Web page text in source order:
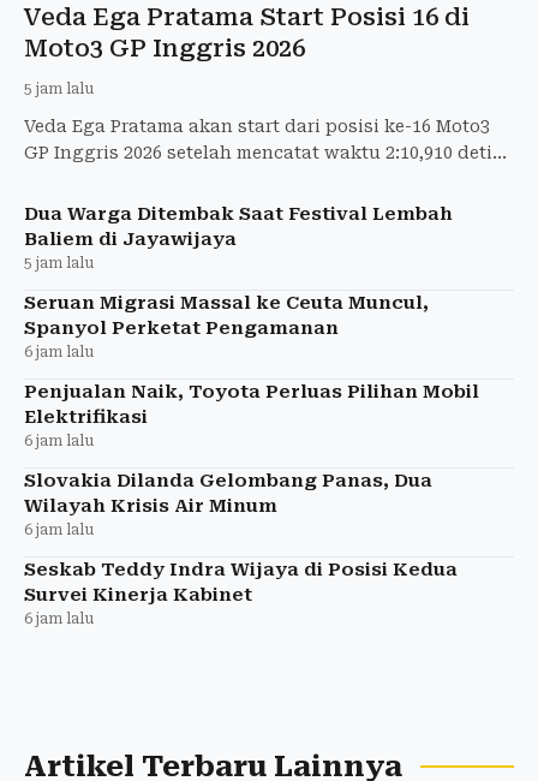
Veda Ega Pratama Start Posisi 16 di
Moto3 GP Inggris 2026
5 jam lalu
Veda Ega Pratama akan start dari posisi ke-16 Moto3
GP Inggris 2026 setelah mencatat waktu 2:10,910 detik
Dua Warga Ditembak Saat Festival Lembah
Baliem di Jayawijaya
5 jam lalu
Seruan Migrasi Massal ke Ceuta Muncul,
Spanyol Perketat Pengamanan
6 jam lalu
Penjualan Naik, Toyota Perluas Pilihan Mobil
Elektrifikasi
6 jam lalu
Slovakia Dilanda Gelombang Panas, Dua
Wilayah Krisis Air Minum
6 jam lalu
Seskab Teddy Indra Wijaya di Posisi Kedua
Survei Kinerja Kabinet
6 jam lalu
Artikel Terbaru Lainnya